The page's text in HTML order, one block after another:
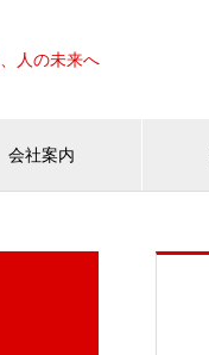
人の未来へ
会社案内